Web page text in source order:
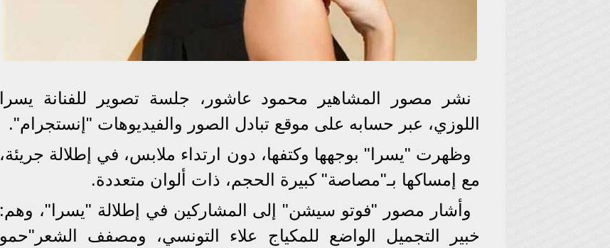
نشر مصور المشاهير محمود عاشور، جلسة تصوير للفنانة يسرا
اللوزي، عبر حسابه على موقع تبادل الصور والفيديوهات "إنستجرام".
وظهرت "يسرا" بوجهها وكتفها، دون ارتداء ملابس، في إطلالة جريئة،
مع إمساكها بـ"مصاصة" كبيرة الحجم، ذات ألوان متعددة.
وأشار مصور "فوتو سيشن" إلى المشاركين في إطلالة "يسرا"، وهم:
خبير التجميل الواضع للمكياج علاء التونسي، ومصفف الشعر"حمو